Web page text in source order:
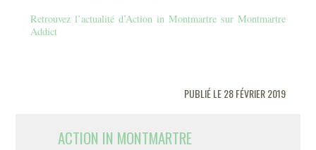
Retrouvez l’actualité d’Action in Montmartre sur Montmartre
Addict
PUBLIÉ LE 28 FÉVRIER 2019
ACTION IN MONTMARTRE